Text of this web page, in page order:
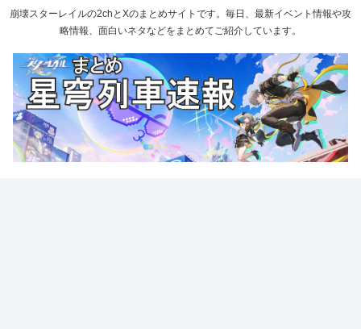
崩壊スターレイルの2chとXのまとめサイトです。毎日、最新イベント情報や攻
略情報、面白いネタなどをまとめてご紹介しています。